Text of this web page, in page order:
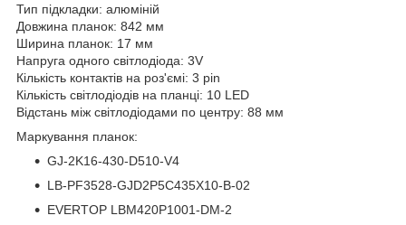
Тип підкладки: алюміній
Довжина планок: 842 мм
Ширина планок: 17 мм
Напруга одного світлодіода: 3V
Кількість контактів на роз'ємі: 3 pin
Кількість світлодіодів на планці: 10 LED
Відстань між світлодіодами по центру: 88 мм
Маркування планок:
GJ-2K16-430-D510-V4
LB-PF3528-GJD2P5C435X10-B-02
EVERTOP LBM420P1001-DM-2